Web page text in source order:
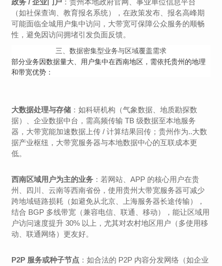
政务 / 企业门户 ：贵州本地政府官网、事业单位信息平台
（如社保查询、教育报名系统），在政策发布、报名高峰期
可能面临全城用户集中访问，大带宽可保障公众服务的顺畅
性，避免因访问拥堵引发负面反馈。
三、 数据密集型业务与区域覆盖需求
部分业务因数据量大、用户集中在西南地区，需依托贵州的地理
和带宽优势：
大数据处理与存储 ：如科研机构（气象数据、地质勘探数
据）、企业数据中台，需高频传输 TB 级数据至本地服务
器，大带宽能加速数据上传 / 计算结果回传；贵州作为..大数
据产业枢纽，大带宽服务器与本地数据中心的互联成本更
低。
西南区域用户为主的业务 ：若网站、APP 的核心用户在贵
州、四川、云南等西南省份，使用贵州大带宽服务器可减少
跨地域链路损耗（如避免从北京、上海服务器长途传输），
结合 BGP 多线带宽（兼容电信、联通、移动），能让区域用
户访问速度提升 30% 以上，尤其对农村地区用户（多使用移
动、联通网络）更友好。
P2P 服务或种子节点 ：如合法的 P2P 内容分发网络（如企业